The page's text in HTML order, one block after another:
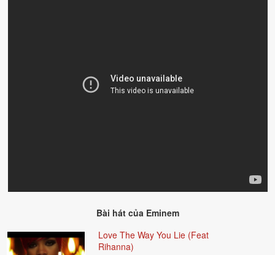
Bài hát của Eminem
Love The Way You Lie (Feat
Rihanna)